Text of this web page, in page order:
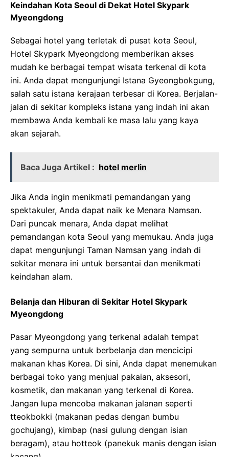
Keindahan Kota Seoul di Dekat Hotel Skypark
Myeongdong
Sebagai hotel yang terletak di pusat kota Seoul,
Hotel Skypark Myeongdong memberikan akses
mudah ke berbagai tempat wisata terkenal di kota
ini. Anda dapat mengunjungi Istana Gyeongbokgung,
salah satu istana kerajaan terbesar di Korea. Berjalan-
jalan di sekitar kompleks istana yang indah ini akan
membawa Anda kembali ke masa lalu yang kaya
akan sejarah.
Baca Juga Artikel : hotel merlin
Jika Anda ingin menikmati pemandangan yang
spektakuler, Anda dapat naik ke Menara Namsan.
Dari puncak menara, Anda dapat melihat
pemandangan kota Seoul yang memukau. Anda juga
dapat mengunjungi Taman Namsan yang indah di
sekitar menara ini untuk bersantai dan menikmati
keindahan alam.
Belanja dan Hiburan di Sekitar Hotel Skypark
Myeongdong
Pasar Myeongdong yang terkenal adalah tempat
yang sempurna untuk berbelanja dan mencicipi
makanan khas Korea. Di sini, Anda dapat menemukan
berbagai toko yang menjual pakaian, aksesori,
kosmetik, dan makanan yang terkenal di Korea.
Jangan lupa mencoba makanan jalanan seperti
tteokbokki (makanan pedas dengan bumbu
gochujang), kimbap (nasi gulung dengan isian
beragam), atau hotteok (panekuk manis dengan isian